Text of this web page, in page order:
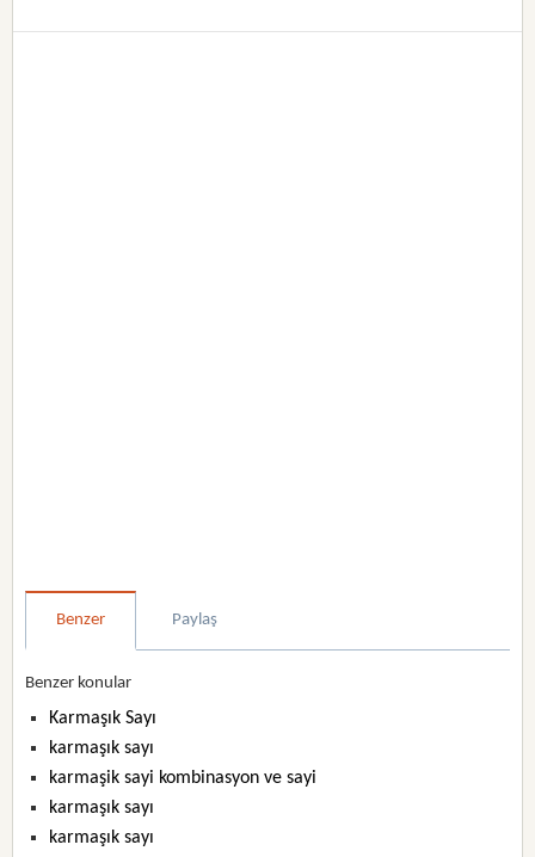
Benzer Paylaş
Benzer konular
Karmaşık Sayı
karmaşık sayı
karmaşik sayi kombinasyon ve sayi
karmaşık sayı
karmaşık sayı